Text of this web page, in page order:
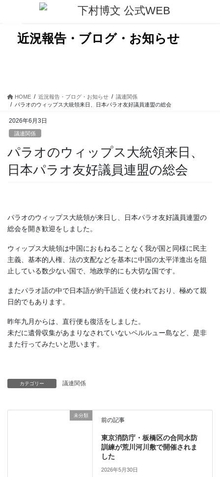
近況報告・ブログ・お知らせ
HOME 近況報告・ブログ・お知らせ
議連関係
パラオのウィップス大統領来日、日本パラオ友好議員連盟の総会
2026年6月3日
議連関係
パラオのウィップス大統領来日、
日本パラオ友好議員連盟の総会
パラオのウィップス大統領が来日し、日本パラオ友好議員連盟の
総会を開き歓迎をしました。
ウィップス大統領は中国におもねることなく我が国と同様に民主
主義、基本的人権、法の支配などを基本に中国の太平洋進出を阻
止している数少ない国で、地政学的にも大切な国です。
またパラオ語の中で日本語が約千語近く使われており、極めて親
日的でもあります。
昨年九月からは、直行便も復活をしました。
未だに遺骨収集があまりなされていないペルルュー島など、是非
また行ってみたいと思います。
カテゴリー 議連関係
未分類
前の記事
東京消防庁・板橋区の合同水防
訓練が荒川河川敷で開催されま
した
2026年5月30日